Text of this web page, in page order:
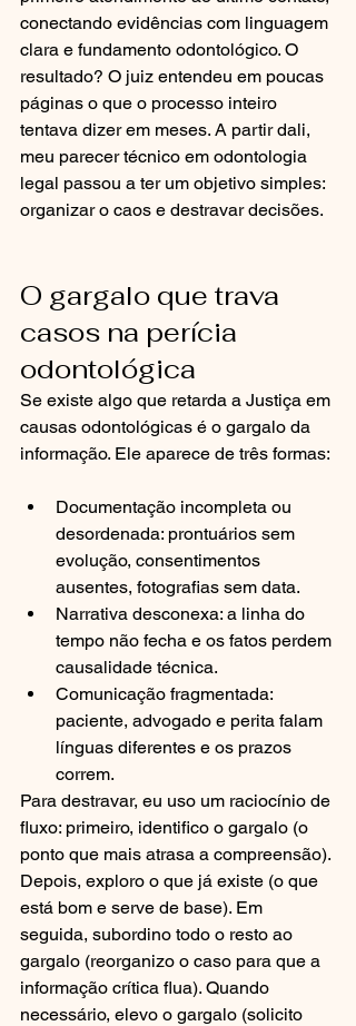
conectando evidências com linguagem
clara e fundamento odontológico. O
resultado? O juiz entendeu em poucas
páginas o que o processo inteiro
tentava dizer em meses. A partir dali,
meu parecer técnico em odontologia
legal passou a ter um objetivo simples:
organizar o caos e destravar decisões.
O gargalo que trava
casos na perícia
odontológica
Se existe algo que retarda a Justiça em
causas odontológicas é o gargalo da
informação. Ele aparece de três formas:
Documentação incompleta ou
desordenada: prontuários sem
evolução, consentimentos
ausentes, fotografias sem data.
Narrativa desconexa: a linha do
tempo não fecha e os fatos perdem
causalidade técnica.
Comunicação fragmentada:
paciente, advogado e perita falam
línguas diferentes e os prazos
correm.
Para destravar, eu uso um raciocínio de
fluxo: primeiro, identifico o gargalo (o
ponto que mais atrasa a compreensão).
Depois, exploro o que já existe (o que
está bom e serve de base). Em
seguida, subordino todo o resto ao
gargalo (reorganizo o caso para que a
informação crítica flua). Quando
necessário, elevo o gargalo (solicito